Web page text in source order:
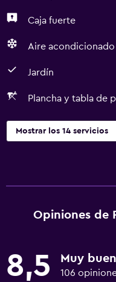
Caja fuerte
Aire acondicionado
Jardín
Plancha y tabla de
Mostrar los 14 servicios
Opiniones de
8,5 Muy
106